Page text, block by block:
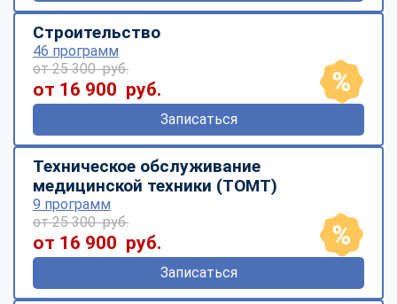
Строительство
46 программ
от 25 300 руб.
от 16 900 руб.
Записаться
Техническое обслуживание
медицинской техники (ТОМТ)
9 программ
от 25 300 руб.
от 16 900 руб.
Записаться